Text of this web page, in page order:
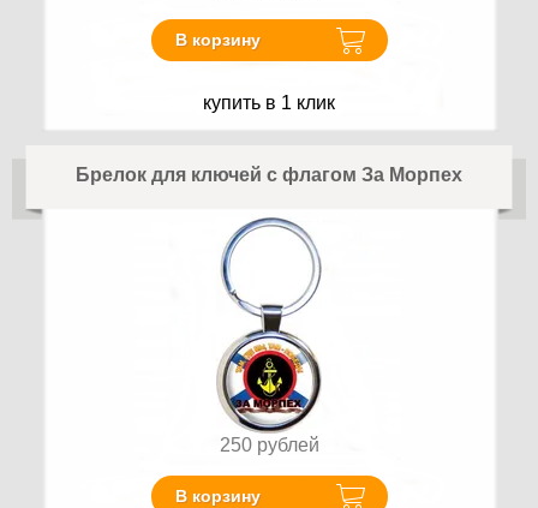
В корзину
купить в 1 клик
Брелок для ключей с флагом За Морпех
250 рублей
В корзину